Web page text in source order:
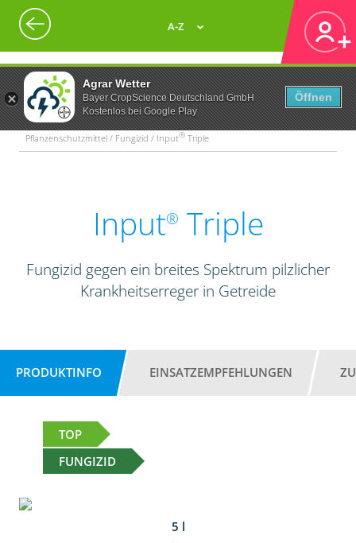
Agrar Wetter
Bayer CropScience Deutschland GmbH
Kostenlos bei Google Play
Öffnen
A-Z
Pflanzenschutzmittel / Fungizid / Input® Triple
Input® Triple
Fungizid gegen ein breites Spektrum pilzlicher
Krankheitserreger in Getreide
PRODUKTINFO EINSATZEMPFEHLUNGEN
TOP
FUNGIZID
5 l